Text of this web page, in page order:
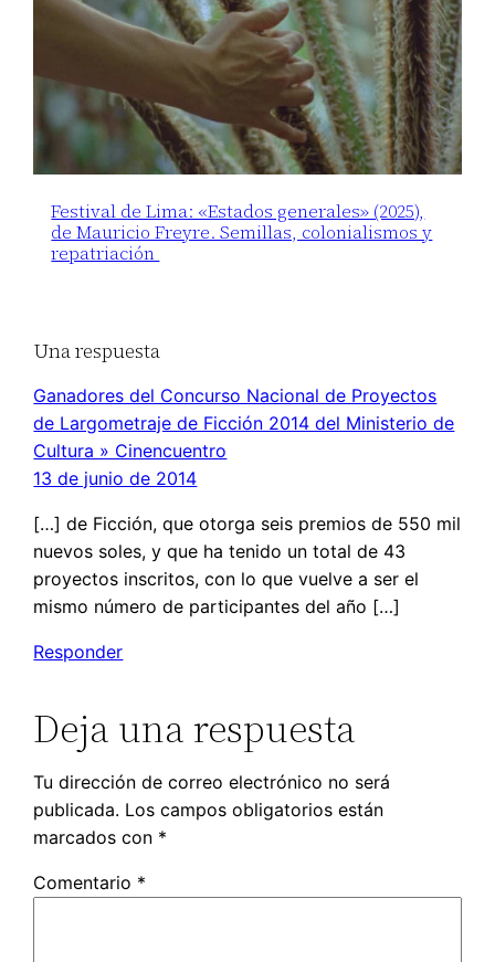
Festival de Lima: «Estados generales» (2025),
de Mauricio Freyre. Semillas, colonialismos y
repatriación
Una respuesta
Ganadores del Concurso Nacional de Proyectos
de Largometraje de Ficción 2014 del Ministerio de
Cultura » Cinencuentro
13 de junio de 2014
[…] de Ficción, que otorga seis premios de 550 mil
nuevos soles, y que ha tenido un total de 43
proyectos inscritos, con lo que vuelve a ser el
mismo número de participantes del año […]
Responder
Deja una respuesta
Tu dirección de correo electrónico no será
publicada. Los campos obligatorios están
marcados con *
Comentario *